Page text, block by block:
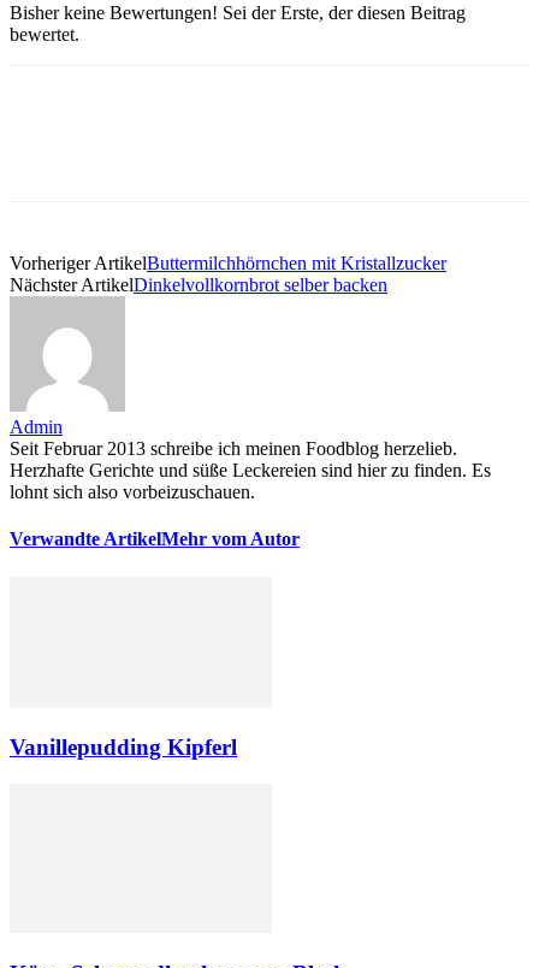
Bisher keine Bewertungen! Sei der Erste, der diesen Beitrag
bewertet.
Vorheriger ArtikelButtermilchhörnchen mit Kristallzucker
Nächster ArtikelDinkelvollkornbrot selber backen
Admin
Seit Februar 2013 schreibe ich meinen Foodblog herzelieb.
Herzhafte Gerichte und süße Leckereien sind hier zu finden. Es
lohnt sich also vorbeizuschauen.
Verwandte ArtikelMehr vom Autor
Vanillepudding Kipferl